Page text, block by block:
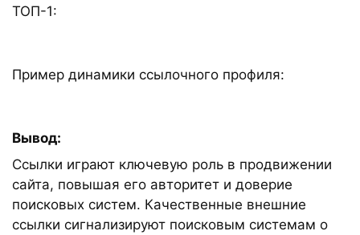
ТОП-1:
Пример динамики ссылочного профиля:
Вывод:
Ссылки играют ключевую роль в продвижении
сайта, повышая его авторитет и доверие
поисковых систем. Качественные внешние
ссылки сигнализируют поисковым системам о